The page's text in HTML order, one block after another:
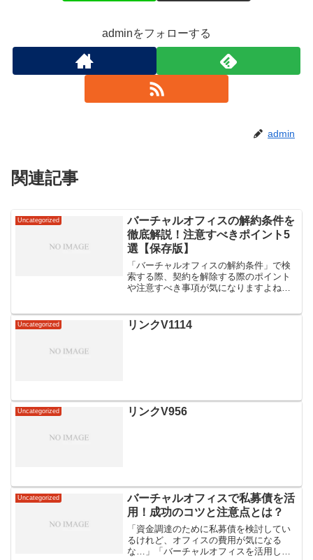
adminをフォローする
admin
関連記事
Uncategorized
バーチャルオフィスの解約条件を
徹底解説！注意すべきポイント5
選【保存版】
「バーチャルオフィスの解約条件」で検
索する際、契約を解除する際のポイント
や注意すべき事項が気になりますよね。
か、不安に感じることもあるかもしれま
せん。一方で、解約に関す...
Uncategorized リンクV1114
Uncategorized リンクV956
Uncategorized
バーチャルオフィスで私募債を活
用！成功のコツと注意点とは？
「資金調達のために私募債を検討してい
るけれど、オフィスの費用が気になる
な…」「バーチャルオフィスを活用して